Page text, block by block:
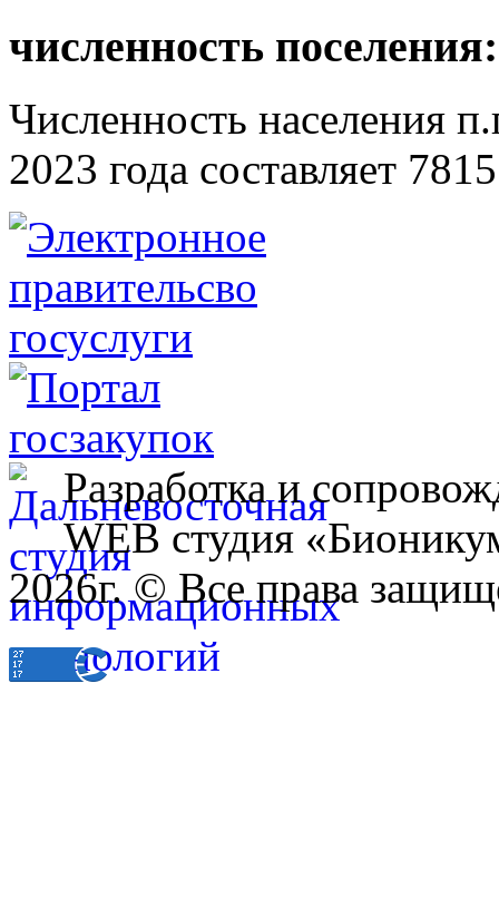
численность поселения:
Численность населения
2023 года составляет
Разработка и
WEB студия
2026г. © Все права